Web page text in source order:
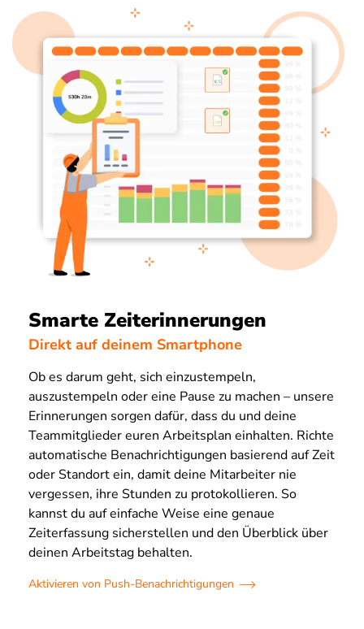
Smarte Zeiterinnerungen
Direkt auf deinem Smartphone
Ob es darum geht, sich einzustempeln,
auszustempeln oder eine Pause zu machen – unsere
Erinnerungen sorgen dafür, dass du und deine
Teammitglieder euren Arbeitsplan einhalten. Richte
automatische Benachrichtigungen basierend auf Zeit
oder Standort ein, damit deine Mitarbeiter nie
vergessen, ihre Stunden zu protokollieren. So
kannst du auf einfache Weise eine genaue
Zeiterfassung sicherstellen und den Überblick über
deinen Arbeitstag behalten.
Aktivieren von Push-Benachrichtigungen